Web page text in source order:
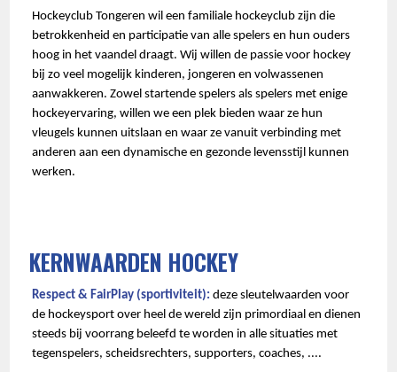
Hockeyclub Tongeren wil een familiale hockeyclub zijn die
betrokkenheid en participatie van alle spelers en hun ouders
hoog in het vaandel draagt. Wij willen de passie voor hockey
bij zo veel mogelijk kinderen, jongeren en volwassenen
aanwakkeren. Zowel startende spelers als spelers met enige
hockeyervaring, willen we een plek bieden waar ze hun
vleugels kunnen uitslaan en waar ze vanuit verbinding met
anderen aan een dynamische en gezonde levensstijl kunnen
werken.
KERNWAARDEN HOCKEY
Respect & FairPlay (sportiviteit): deze sleutelwaarden voor
de hockeysport over heel de wereld zijn primordiaal en dienen
steeds bij voorrang beleefd te worden in alle situaties met
tegenspelers, scheidsrechters, supporters, coaches, ....